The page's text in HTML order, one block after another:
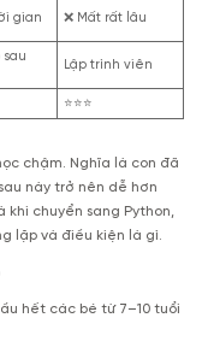
gian ❌ Mất rất lâu
sau
Lập trình viên
⭐⭐⭐
chậm. Nghĩa là con đã
này trở nên dễ hơn
chuyển sang Python,
lặp và điều kiện là gì.
hết các bé từ 7–10 tuổi